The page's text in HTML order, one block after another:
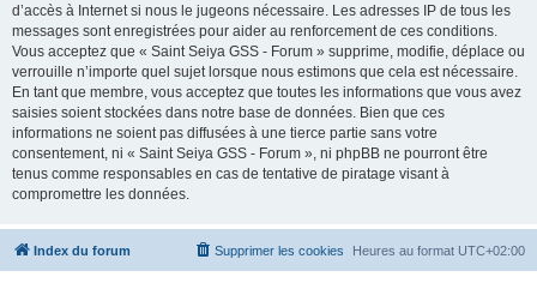
d’accès à Internet si nous le jugeons nécessaire. Les adresses IP de tous les
messages sont enregistrées pour aider au renforcement de ces conditions.
Vous acceptez que « Saint Seiya GSS - Forum » supprime, modifie, déplace ou
verrouille n’importe quel sujet lorsque nous estimons que cela est nécessaire.
En tant que membre, vous acceptez que toutes les informations que vous avez
saisies soient stockées dans notre base de données. Bien que ces
informations ne soient pas diffusées à une tierce partie sans votre
consentement, ni « Saint Seiya GSS - Forum », ni phpBB ne pourront être
tenus comme responsables en cas de tentative de piratage visant à
compromettre les données.
Index du forum Heures au format UTC+02:00
Supprimer les cookies